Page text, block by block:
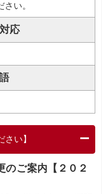
い。
応
い】
のご案内【２０２